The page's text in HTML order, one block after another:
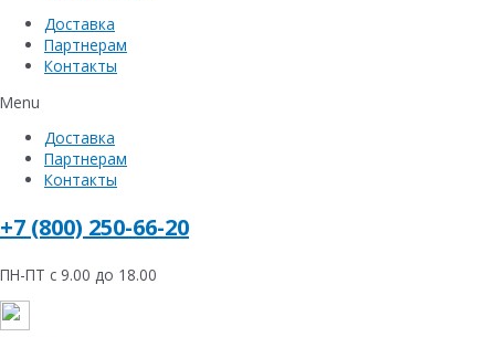
Доставка
Партнерам
Контакты
Menu
Доставка
Партнерам
Контакты
+7 (800) 250-66-20
ПН-ПТ с 9.00 до 18.00